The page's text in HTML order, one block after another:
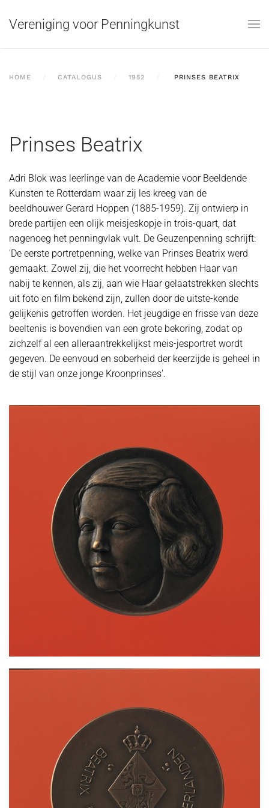
Skip to main content
Vereniging voor Penningkunst
HOME CATALOGUS 1952 PRINSES BEATRIX
Prinses Beatrix
Adri Blok was leerlinge van de Academie voor Beeldende
Kunsten te Rotterdam waar zij les kreeg van de
beeldhouwer Gerard Hoppen (1885-1959). Zij ontwierp in
brede partijen een olijk meisjeskopje in trois-quart, dat
nagenoeg het penningvlak vult. De Geuzenpenning schrijft:
'De eerste portretpenning, welke van Prinses Beatrix werd
gemaakt. Zowel zij, die het voorrecht hebben Haar van
nabij te kennen, als zij, aan wie Haar gelaatstrekken slechts
uit foto en film bekend zijn, zullen door de uitste-kende
gelijkenis getroffen worden. Het jeugdige en frisse van deze
beeltenis is bovendien van een grote bekoring, zodat op
zichzelf al een alleraantrekkelijkst meis-jesportret wordt
gegeven. De eenvoud en soberheid der keerzijde is geheel in
de stijl van onze jonge Kroonprinses'.